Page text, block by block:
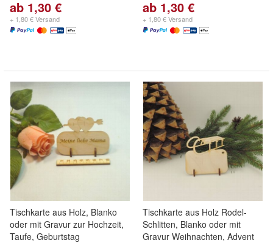
ab 1,30 €
+ 1,80 € Versand
ab 1,30 €
+ 1,80 € Versand
Tischkarte aus Holz, Blanko
oder mit Gravur zur Hochzeit,
Taufe, Geburtstag
Tischkarte aus Holz Rodel-
Schlitten, Blanko oder mit
Gravur Weihnachten, Advent